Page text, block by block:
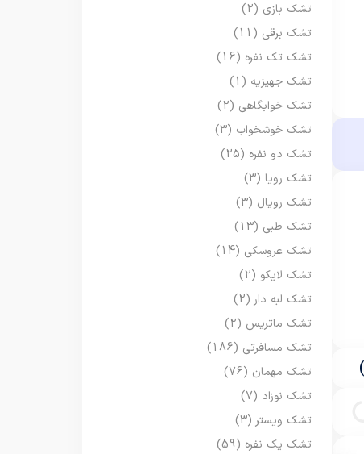
تشک بازی (2)
تشک برقی (11)
تشک تک نفره (16)
تشک جهیزیه (1)
تشک خوابگاهی (2)
تشک خوشخواب (3)
تشک دو نفره (25)
تشک رویا (3)
تشک رویال (3)
تشک طبی (13)
تشک عروسکی (14)
تشک لایکو (2)
تشک لبه دار (2)
تشک ماتریس (2)
تشک مسافرتی (186)
تشک مهمان (76)
تشک نوزاد (7)
تشک ویستر (3)
تشک یک نفره (59)